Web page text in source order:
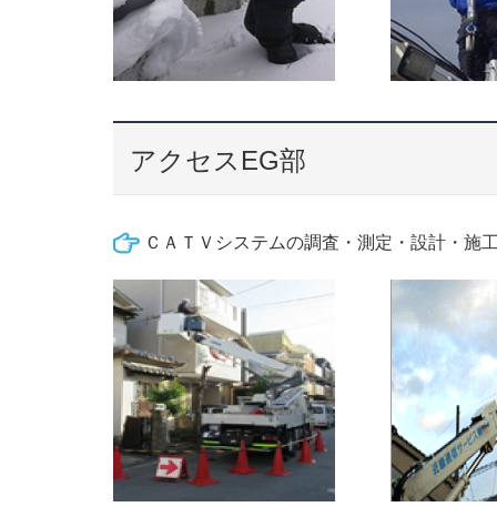
アクセスEG部
ＣＡＴＶシステムの調査・測定・設計・施